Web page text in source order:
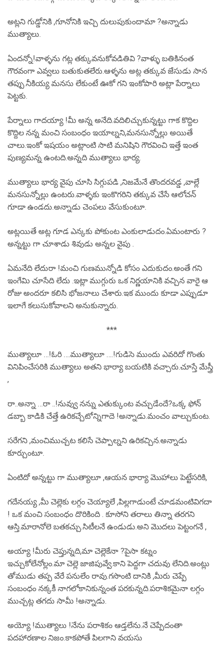
అట్లని గుడ్డోనికి ,గూనోనికి ఇచ్చి దులుపుకుందామా ?అన్నాడు
ముత్యాలు.
ఏందన్నో!వాళ్ళను గట్ల తక్కువనుకోవడితివి ?వాళ్ళు బతికినంత
గౌరవంగా ఎవ్వలు బతుకుతలేరు.ఆళ్ళను అట్ల తక్కువ జేసుడు సాన
తప్పు.నీకియ్య మనసు లేకుంటే ఊకో గని ఇంకోపారి అట్లా పేర్నాలు
పెట్టకు.
పేర్నాలు గాదయ్యా !మీ అన్న అనేది.వదిలిచ్చుకున్నట్టు గాక కొద్దిల
కొద్దిల నన్న మంచి సంబంధం ఇయాల్నని,మనసున్నోల్లు అయితే
చాలు.ఇంకో ఇషయం అట్లాంటి సాటి మనిషిని గౌరవించి ఇత్తే ఇంత
పుణ్యమన్న ఉంటది.అన్నది ముత్యాలు భార్య.
ముత్యాలు భార్య వైపు చూసి సిగ్గుపడి ,నిజమేనే తొందరవడ్డ ,వాల్లే
మనసున్నోల్లు ఉంటరు.వాళ్ళకు ఇంకొగరిని తక్కువ చేసే ఆలోచన్
గూడా ఉండదు.అన్నాడు చెంపలు వేసుకుంటూ.
అట్లయితే అట్ల గూడ ఎన్కకు పోకుంట ఎంకులాడుదం.ఏమంటారు ?
అన్నట్టు గా చూశాడు శివుడు అన్నల వైపు .
ఏమనేది లేదురా !మంచి గుణమున్నోడి కోసం ఎదుకుదం.అంతే గని
ఇంగేమి చూసేది లేదు .ఇట్లా ముగ్గురు ఒక నిర్ణయానికి వచ్చిన వారై ఆ
రోజు అందరూ కలిసి భోజనాలు చేశారు.ఇక ముందు కూడా ఎప్పుడూ
ఇలాగే కలుసుకోవాలని అనుకున్నారు.
***
ముత్యాలూ …!ఓరి ….ముత్యాలూ ….!గుడిసె ముందు ఎవరిదో గొంతు
వినిపించేసరికి ముత్యాలు అతని భార్యా బయటికి వచ్చారు.చూస్తే మేస్త్రీ
,
రా..అన్నా …రా ..!నువ్వు నన్ను ఎతుక్కుంట వచ్చుడేందే?ఒక్క ఫోన్
డబ్బా కాడికి చేత్తే ఉరికచ్చేటోన్నిగాదె !అన్నాడు.మంచం వాల్చుకుంట.
సరేగని ,మంచిముచ్చట కలిసే చెప్పాల్నని ఉరికచ్చిన.అన్నాడు
కూర్చుంటూ.
ఏంటిదో అన్నట్టు గా ముత్యాలూ ,ఆయన భార్యా మొహాలు పెట్టేసరికి,
గదేనయ్య ,మీ చెల్లెకు లగ్గం చెయ్యాలే ,పిల్లగాడుంటే చూడమంటివిగదా
! ఒక మంచి సంబంధం దొరికింది . కూసోని తరాలు తిన్నా తరగని
ఆస్తి.మారానోలె బతకచ్చు.సిటీలనే ఉండుడు.అని మొదలు పెట్టంగనే ,
అయ్యా !మీరు చెప్తున్నది,మా చెల్లెకేనా ?పైసా కట్నం
ఇచ్చుకోలేనోల్లం.మా చెల్లె జాజిపువ్వే.కాని పెద్దగా చదువు లేనిది.అంట్లు
తోముడు తప్ప వేరే పనులేం రావు.గసొంటి దానికి ,మీరు చెప్పే
సంబంధం నక్కకీ నాగలోకానికున్నంత పరకున్నది.పరాశికమైనా లగ్గం
ముచ్చట్ల తగదు సామీ !అన్నాడు.
అయ్యో !ముత్యాలు !నేను పరాశికం ఆడ్తలేను.నే చెప్పేదంతా
పదహారణాల నిజం.కాకపోతే పిలగాని వయసు